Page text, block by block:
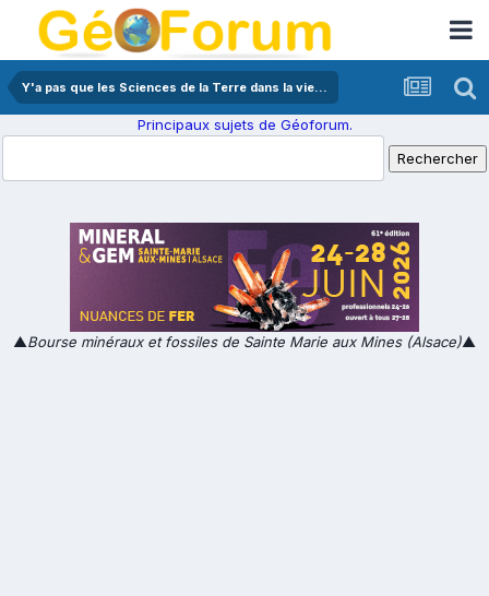
Y'a pas que les Sciences de la Terre dans la vie...
Principaux sujets de Géoforum.
▲Bourse minéraux et fossiles de Sainte Marie aux Mines (Alsace)▲